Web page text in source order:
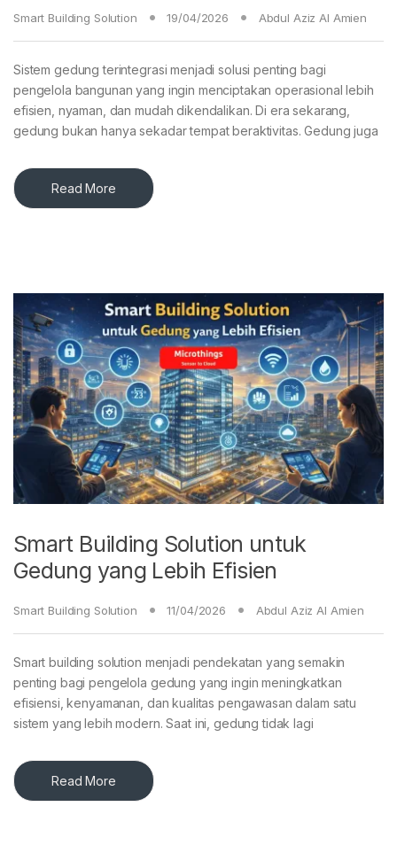
Smart Building Solution 19/04/2026 Abdul Aziz Al Amien
Sistem gedung terintegrasi menjadi solusi penting bagi
pengelola bangunan yang ingin menciptakan operasional lebih
efisien, nyaman, dan mudah dikendalikan. Di era sekarang,
gedung bukan hanya sekadar tempat beraktivitas. Gedung juga
Read More
Smart Building Solution untuk
Gedung yang Lebih Efisien
Smart Building Solution 11/04/2026 Abdul Aziz Al Amien
Smart building solution menjadi pendekatan yang semakin
penting bagi pengelola gedung yang ingin meningkatkan
efisiensi, kenyamanan, dan kualitas pengawasan dalam satu
sistem yang lebih modern. Saat ini, gedung tidak lagi
Read More